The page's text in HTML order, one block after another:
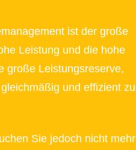
ist der große
Leistung und die hohe
große Leistungsreserve,
und effizient zu
Sie jedoch nicht mehr